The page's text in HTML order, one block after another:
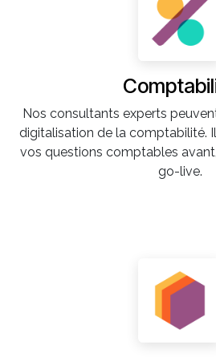
Nos consultants experts
digitalisation de la comptabilité.
vos questions comptables
go-live.